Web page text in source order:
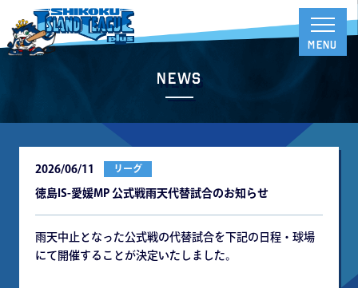
News
2026/06/11 リーグ
徳島IS-愛媛MP 公式戦⾬天代替試合のお知らせ
⾬天中⽌となった公式戦の代替試合を下記の⽇程・球場
にて開催することが決定いたしました。